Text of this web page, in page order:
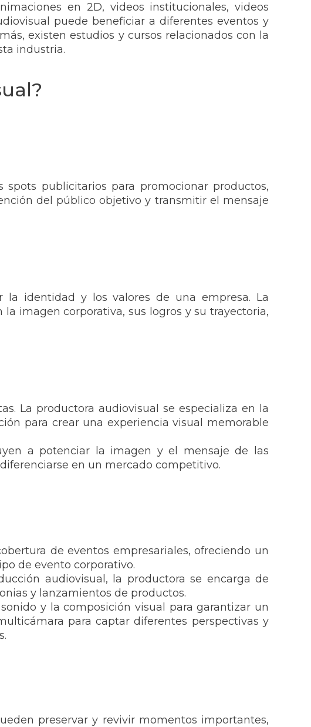
en 2D, videos institucionales, videos
puede beneficiar a diferentes eventos y
existen estudios y cursos relacionados con la
industria.
publicitarios para promocionar productos,
del público objetivo y transmitir el mensaje
la identidad y los valores de una empresa. La
imagen corporativa, sus logros y su trayectoria,
La productora audiovisual se especializa en la
para crear una experiencia visual memorable
a potenciar la imagen y el mensaje de las
en un mercado competitivo.
de eventos empresariales, ofreciendo un
de evento corporativo.
audiovisual, la productora se encarga de
y lanzamientos de productos.
y la composición visual para garantizar un
para captar diferentes perspectivas y
preservar y revivir momentos importantes,